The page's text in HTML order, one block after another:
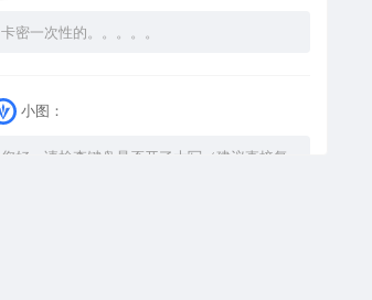
卡密一次性的。。。。。
小图：
您好，请检查键盘是否开了大写（建议直接复